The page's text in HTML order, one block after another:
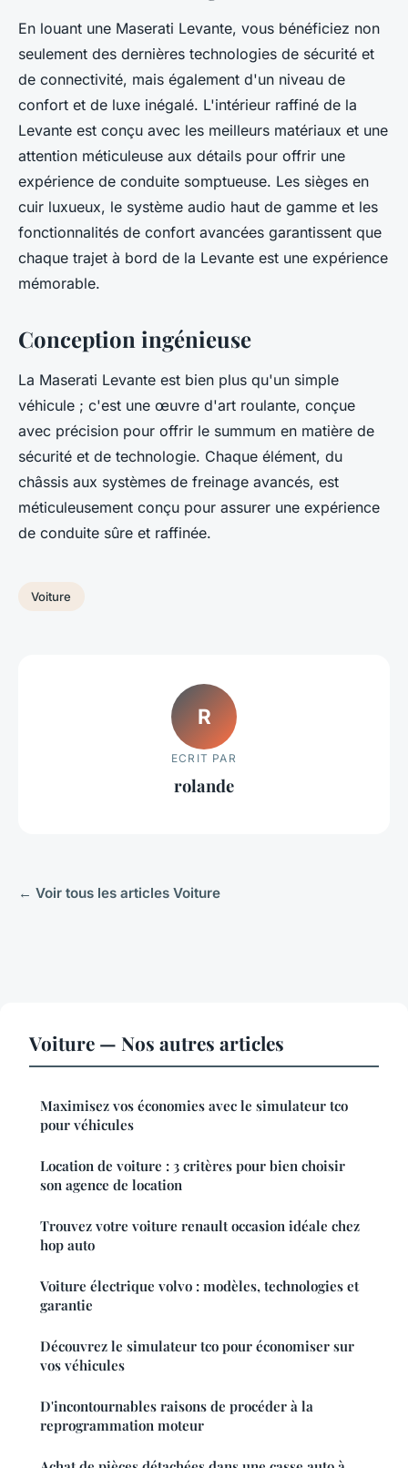
En louant une Maserati Levante, vous bénéficiez non
seulement des dernières technologies de sécurité et
de connectivité, mais également d'un niveau de
confort et de luxe inégalé. L'intérieur raffiné de la
Levante est conçu avec les meilleurs matériaux et une
attention méticuleuse aux détails pour offrir une
expérience de conduite somptueuse. Les sièges en
cuir luxueux, le système audio haut de gamme et les
fonctionnalités de confort avancées garantissent que
chaque trajet à bord de la Levante est une expérience
mémorable.
Conception ingénieuse
La Maserati Levante est bien plus qu'un simple
véhicule ; c'est une œuvre d'art roulante, conçue
avec précision pour offrir le summum en matière de
sécurité et de technologie. Chaque élément, du
châssis aux systèmes de freinage avancés, est
méticuleusement conçu pour assurer une expérience
de conduite sûre et raffinée.
Voiture
R
ECRIT PAR
rolande
← Voir tous les articles Voiture
Voiture — Nos autres articles
Maximisez vos économies avec le simulateur tco
pour véhicules
Location de voiture : 3 critères pour bien choisir
son agence de location
Trouvez votre voiture renault occasion idéale chez
hop auto
Voiture électrique volvo : modèles, technologies et
garantie
Découvrez le simulateur tco pour économiser sur
vos véhicules
D'incontournables raisons de procéder à la
reprogrammation moteur